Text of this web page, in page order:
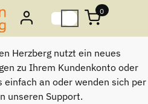
0
Herzberg nutzt ein neues
zu Ihrem Kundenkonto oder
einfach an oder wenden sich per
unseren Support.